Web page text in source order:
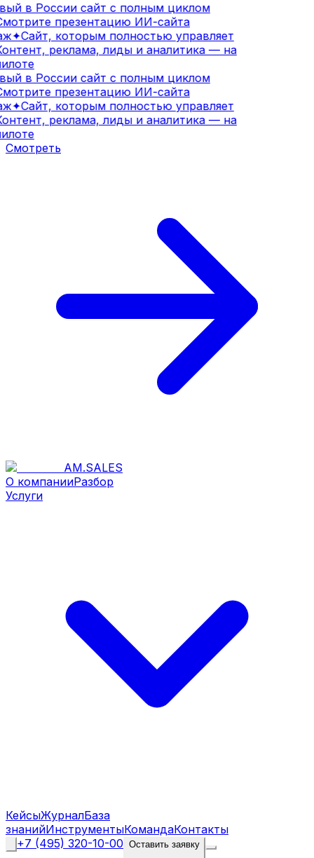
в России сайт с полным циклом
презентацию ИИ-сайта
✦Сайт, которым полностью управляет
реклама, лиды и аналитика — на
в России сайт с полным циклом
презентацию ИИ-сайта
✦Сайт, которым полностью управляет
реклама, лиды и аналитика — на
Смотреть
AM.SALES
О компанииРазбор
Услуги
КейсыЖурналБаза
знанийИнструментыКомандаКонтакты
+7 (495) 320-10-00 Оставить заявку